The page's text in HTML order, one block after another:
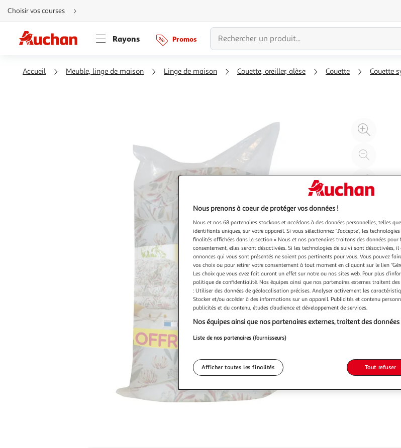
Aller
directement
au
Aller
directement
à
Aller
directement
Choisir vos courses
Rayons Promos
Accueil Meuble, linge de maison Linge de maison Couette, oreiller, alèse Couette Couette
à
100
le
Nous prenons à coeur de protéger vos données !
Nous et nos 68 partenaires stockons et accédons à des données personnelles, telles
identifiants uniques, sur votre appareil. Si vous sélectionnez "J'accepte", les
finalités affichées dans la section « Nous et nos partenaires traitons des données pour
consentement, elles seront désactivées. Si les technologies de suivi sont désactivées,
annonces qui vous sont présentés ne soient pas pertinents pour vous. Vous pouvez
vos choix ou pour retirer votre consentement à tout moment en cliquant sur le lien
Les choix que vous avez fait auront un effet sur notre ou nos sites web. Pour plus
politique de confidentialité. Nos équipes ainsi que nos partenaires externes traitent
: Utiliser des données de géolocalisation précises. Analyser activement les
Stocker et/ou accéder à des informations sur un appareil. Publicités et contenu
publicités et du contenu, études d’audience et développement de services.
Nos équipes ainsi que nos partenaires externes, traitent des
Liste de nos partenaires (fournisseurs)
Afficher toutes les finalités Tout refuser